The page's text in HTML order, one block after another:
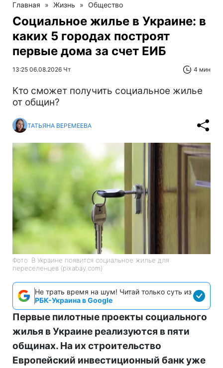
Главная » Жизнь » Общество
Социальное жилье в Украине: в
каких 5 городах построят
первые дома за счет ЕИБ
13:25 06.08.2026 Чт 4 мин
Кто сможет получить социальное жилье
от общин?
ТАТЬЯНА ВЕРЕМЕЕВА
Фото: В Украине появится социальное жилье для
переселенцев (pixabay.com)
Не трать время на шум! Читай только суть из
РБК-Украина в Google
Первые пилотные проекты социального
жилья в Украине реализуются в пяти
общинах. На их строительство
Европейский инвестиционный банк уже